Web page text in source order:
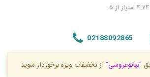
۴.۷۴ امتیاز از ۵
02188092865
"بیاتوعروسی" از تخفیفات ویژه برخوردار شوید